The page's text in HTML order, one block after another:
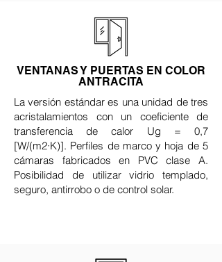
VENTANAS Y PUERTAS EN COLOR
ANTRACITA
La versión estándar es una unidad de tres
acristalamientos con un coeficiente de
transferencia de calor Ug = 0,7
[W/(m2·K)]. Perfiles de marco y hoja de 5
cámaras fabricados en PVC clase A.
Posibilidad de utilizar vidrio templado,
seguro, antirrobo o de control solar.